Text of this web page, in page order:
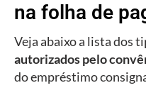
na folha de
Veja abaixo a lista dos
autorizados pelo
do empréstimo